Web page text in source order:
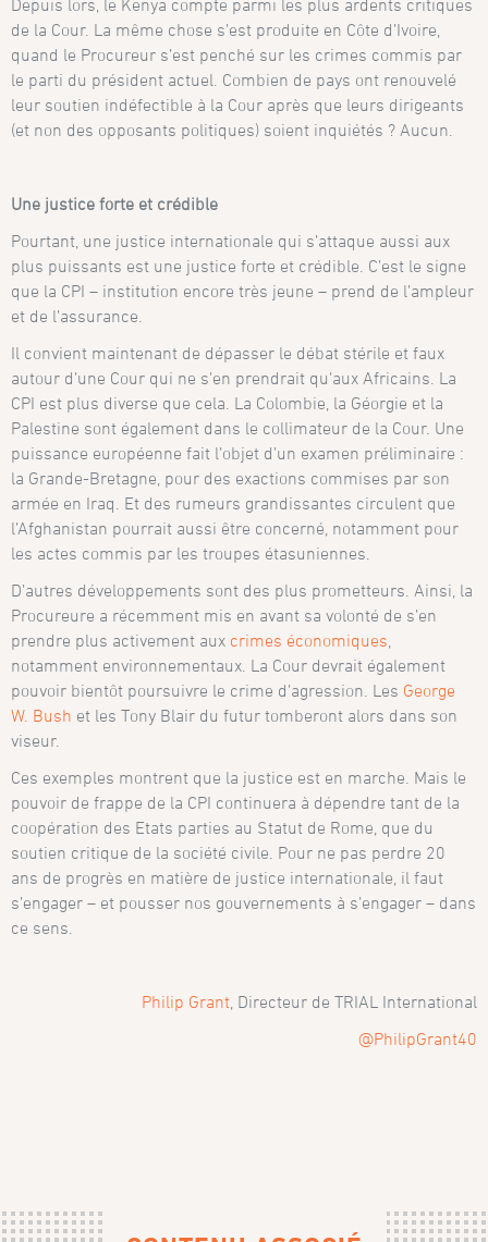
Depuis lors, le Kenya compte parmi les plus ardents critiques
de la Cour. La même chose s’est produite en Côte d’Ivoire,
quand le Procureur s’est penché sur les crimes commis par
le parti du président actuel. Combien de pays ont renouvelé
leur soutien indéfectible à la Cour après que leurs dirigeants
(et non des opposants politiques) soient inquiétés ? Aucun.
Une justice forte et crédible
Pourtant, une justice internationale qui s’attaque aussi aux
plus puissants est une justice forte et crédible. C’est le signe
que la CPI – institution encore très jeune – prend de l’ampleur
et de l’assurance.
Il convient maintenant de dépasser le débat stérile et faux
autour d’une Cour qui ne s’en prendrait qu’aux Africains. La
CPI est plus diverse que cela. La Colombie, la Géorgie et la
Palestine sont également dans le collimateur de la Cour. Une
puissance européenne fait l’objet d’un examen préliminaire :
la Grande-Bretagne, pour des exactions commises par son
armée en Iraq. Et des rumeurs grandissantes circulent que
l’Afghanistan pourrait aussi être concerné, notamment pour
les actes commis par les troupes étasuniennes.
D’autres développements sont des plus prometteurs. Ainsi, la
Procureure a récemment mis en avant sa volonté de s’en
prendre plus activement aux crimes économiques
notamment environnementaux. La Cour devrait également
pouvoir bientôt poursuivre le crime d’agression. Les George
W. Bush et les Tony Blair du futur tomberont alors dans son
viseur.
Ces exemples montrent que la justice est en marche. Mais le
pouvoir de frappe de la CPI continuera à dépendre tant de la
coopération des Etats parties au Statut de Rome, que du
soutien critique de la société civile. Pour ne pas perdre 20
ans de progrès en matière de justice internationale, il faut
s’engager – et pousser nos gouvernements à s’engager – dans
ce sens.
Philip Grant, Directeur de TRIAL International
@PhilipGrant40